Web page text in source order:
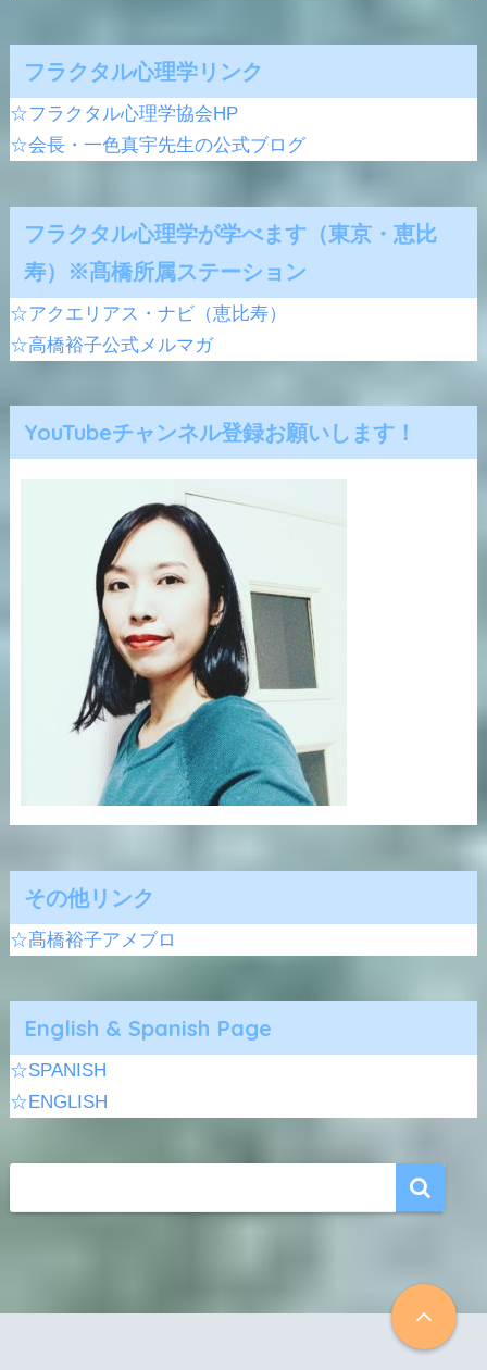
フラクタル心理学リンク
☆フラクタル心理学協会HP
☆会長・一色真宇先生の公式ブログ
フラクタル心理学が学べます（東京・恵比
寿）※髙橋所属ステーション
☆アクエリアス・ナビ（恵比寿）
☆高橋裕子公式メルマガ
YouTubeチャンネル登録お願いします！
その他リンク
☆髙橋裕子アメブロ
English & Spanish Page
☆SPANISH
☆ENGLISH